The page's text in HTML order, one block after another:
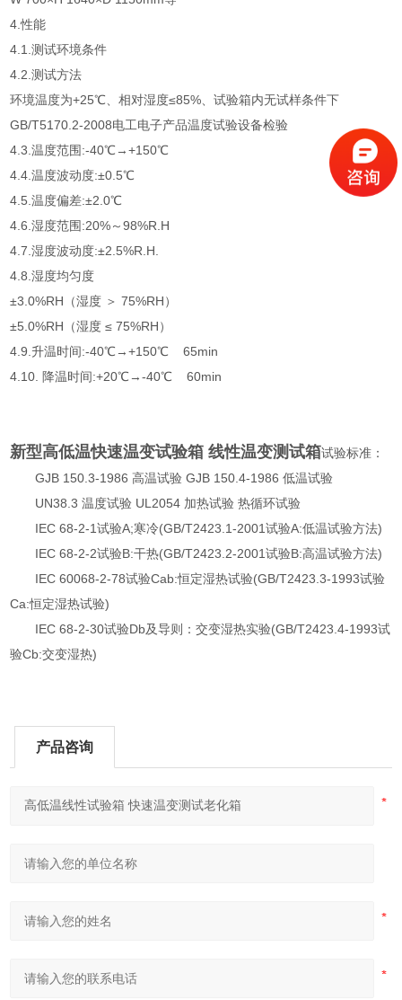
4.性能
4.1.测试环境条件
4.2.测试方法
环境温度为+25℃、相对湿度≤85%、试验箱内无试样条件下
GB/T5170.2-2008电工电子产品温度试验设备检验
4.3.温度范围:-40℃→+150℃
4.4.温度波动度:±0.5℃
4.5.温度偏差:±2.0℃
4.6.湿度范围:20%～98%R.H
4.7.湿度波动度:±2.5%R.H.
4.8.湿度均匀度
±3.0%RH（湿度 ＞ 75%RH）
±5.0%RH（湿度 ≤ 75%RH）
4.9.升温时间:-40℃→+150℃ 65min
4.10. 降温时间:+20℃→-40℃ 60min
新型高低温快速温变试验箱 线性温变测试箱试验标准：
GJB 150.3-1986 高温试验 GJB 150.4-1986 低温试验
UN38.3 温度试验 UL2054 加热试验 热循环试验
IEC 68-2-1试验A;寒冷(GB/T2423.1-2001试验A:低温试验方法)
IEC 68-2-2试验B:干热(GB/T2423.2-2001试验B:高温试验方法)
IEC 60068-2-78试验Cab:恒定湿热试验(GB/T2423.3-1993试验
Ca:恒定湿热试验)
IEC 68-2-30试验Db及导则：交变湿热实验(GB/T2423.4-1993试
验Cb:交变湿热)
产品咨询